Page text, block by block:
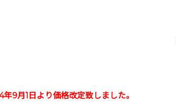
9月1 日より価格改定致しました。